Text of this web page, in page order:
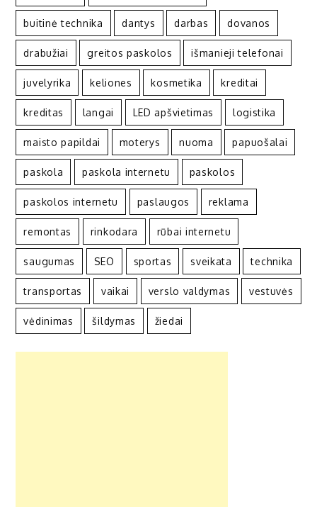
buitinė technika dantys darbas dovanos
drabužiai greitos paskolos išmanieji telefonai
juvelyrika keliones kosmetika kreditai
kreditas langai LED apšvietimas logistika
maisto papildai moterys nuoma papuošalai
paskola paskola internetu paskolos
paskolos internetu paslaugos reklama
remontas rinkodara rūbai internetu
saugumas SEO sportas sveikata technika
transportas vaikai verslo valdymas vestuvės
vėdinimas šildymas žiedai